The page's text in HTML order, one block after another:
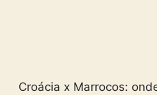
Croácia x Marrocos: